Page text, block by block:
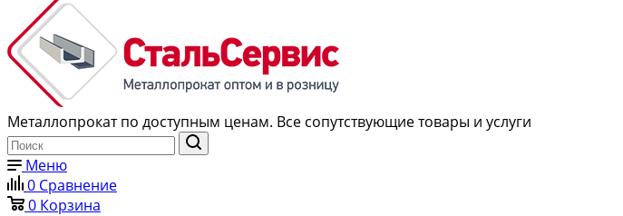
Металлопрокат по доступным ценам. Все сопутствующие товары и услуги
Меню
0 Сравнение
0 Корзина